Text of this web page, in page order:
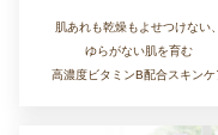
肌あれも乾燥もよせつけない、
ゆらがない肌を育む
高濃度ビタミンB配合スキンケ